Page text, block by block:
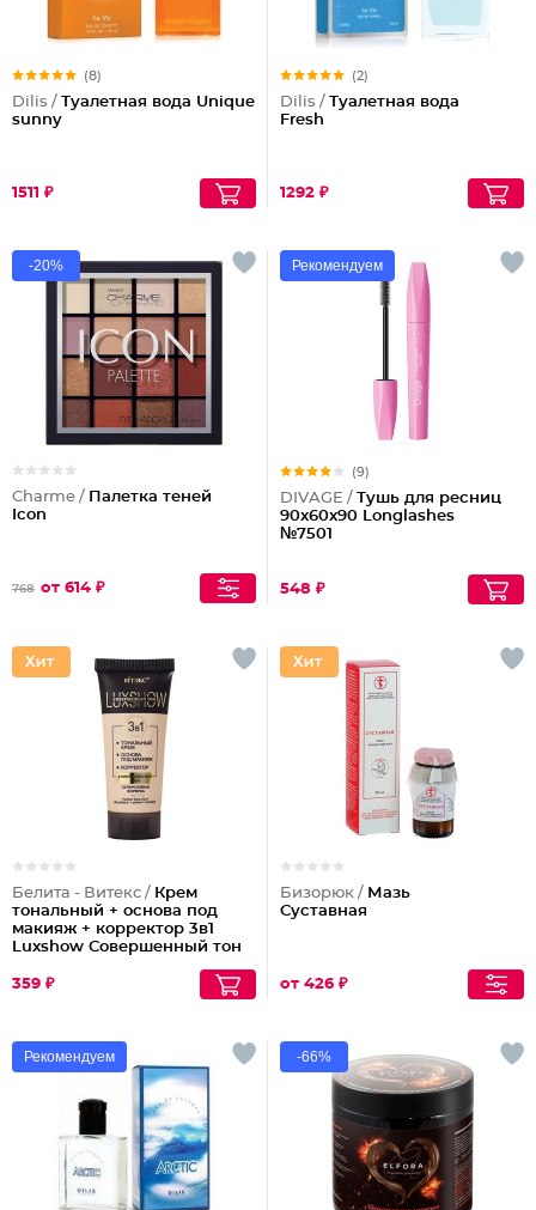
(8)
Dilis / Туалетная вода Unique
sunny
1511 ₽
(2)
Dilis / Туалетная вода
Fresh
1292 ₽
-20%
Charme / Палетка теней
Icon
768 от 614 ₽
Рекомендуем
(9)
DIVAGE / Тушь для ресниц
90x60x90 Longlashes
№7501
548 ₽
Белита - Витекс / Крем
тональный + основа под
макияж + корректор 3в1
Luxshow Совершенный тон
359 ₽
Бизорюк / Мазь
Суставная
от 426 ₽
Рекомендуем -66%